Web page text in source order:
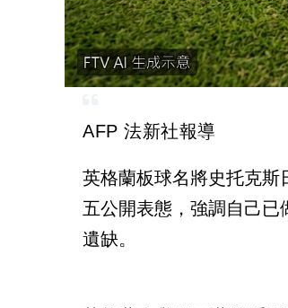
AFP 法新社報導
英格蘭板球名將史托克斯
五公開表態，強調自己已
遺缺。